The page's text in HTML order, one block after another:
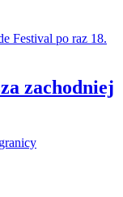
zachodniej